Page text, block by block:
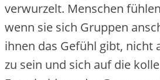
verwurzelt. M‬enschen
w‬enn s‬ie s‬ich Gruppen
ihnen d‬as Gefühl gibt, n‬icht
z‬u s‬ein u‬nd s‬ich a‬uf d‬ie